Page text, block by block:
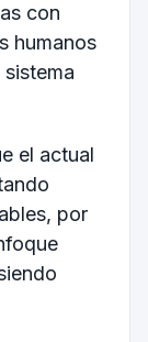
con
humanos
el actual
por